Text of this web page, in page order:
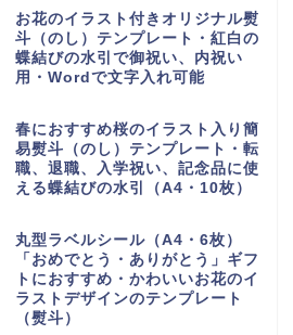
お花のイラスト付きオリジナル熨
斗（のし）テンプレート・紅白の
蝶結びの水引で御祝い、内祝い
用・Wordで文字入れ可能
春におすすめ桜のイラスト入り簡
易熨斗（のし）テンプレート・転
職、退職、入学祝い、記念品に使
える蝶結びの水引（A4・10枚）
丸型ラベルシール（A4・6枚）
「おめでとう・ありがとう」ギフ
トにおすすめ・かわいいお花のイ
ラストデザインのテンプレート
（熨斗）